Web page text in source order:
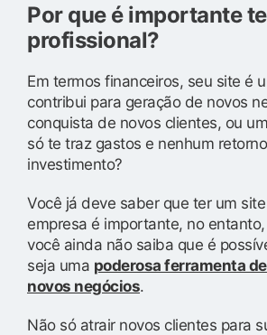
Por que é importante
profissional?
Em termos financeiros, seu site é
contribui para geração de novos
conquista de novos clientes, ou um
só te traz gastos e nenhum
investimento?
Você já deve saber que ter um
empresa é importante, no
você ainda não saiba que é
seja uma poderosa ferramenta
novos negócios.
Não só atrair novos clientes para